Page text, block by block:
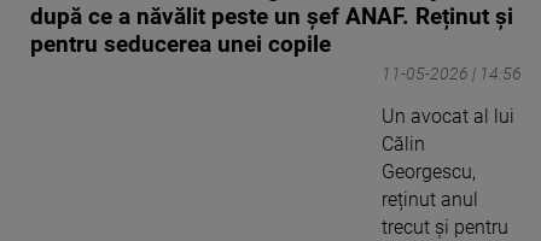
după ce a năvălit peste un șef ANAF. Reținut și
pentru seducerea unei copile
11-05-2026 | 14:56
Un avocat al lui
Călin
Georgescu,
reținut anul
trecut și pentru